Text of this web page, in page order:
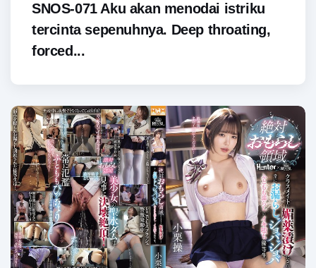
SNOS-071 Aku akan menodai istriku
tercinta sepenuhnya. Deep throating,
forced...